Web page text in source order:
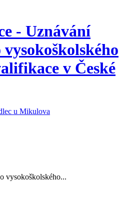
- Uznávání
v České
vysokoškolského...